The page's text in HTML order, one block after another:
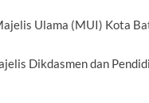
Ulama (MUI) Kota
Dikdasmen dan